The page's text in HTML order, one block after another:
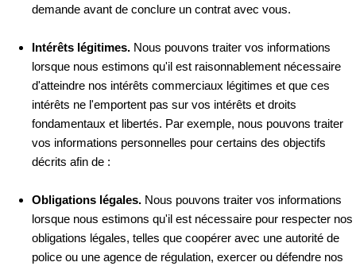
demande avant de conclure un contrat avec vous.
Intérêts légitimes. Nous pouvons traiter vos informations
lorsque nous estimons qu'il est raisonnablement nécessaire
d'atteindre nos intérêts commerciaux légitimes et que ces
intérêts ne l'emportent pas sur vos intérêts et droits
fondamentaux et libertés. Par exemple, nous pouvons traiter
vos informations personnelles pour certains des objectifs
décrits afin de :
Obligations légales. Nous pouvons traiter vos informations
lorsque nous estimons qu'il est nécessaire pour respecter nos
obligations légales, telles que coopérer avec une autorité de
police ou une agence de régulation, exercer ou défendre nos